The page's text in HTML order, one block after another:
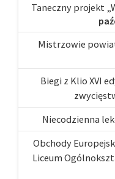
Taneczny projekt
Mistrzowie
Biegi z Klio XVI
Niecodzienna
Obchody
Liceum